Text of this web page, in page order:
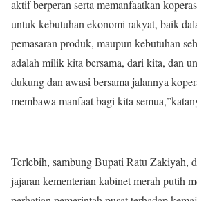
aktif berperan serta memanfaatkan
untuk kebutuhan ekonomi rakyat, baik
pemasaran produk, maupun kebutuhan
adalah milik kita bersama, dari kita, dan
dukung dan awasi bersama jalannya
membawa manfaat bagi kita
Terlebih, sambung Bupati Ratu Zakiyah,
jajaran kementerian kabinet merah putih